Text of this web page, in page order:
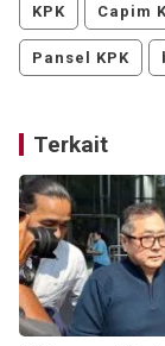
KPK Capim
Pansel KPK
Terkait